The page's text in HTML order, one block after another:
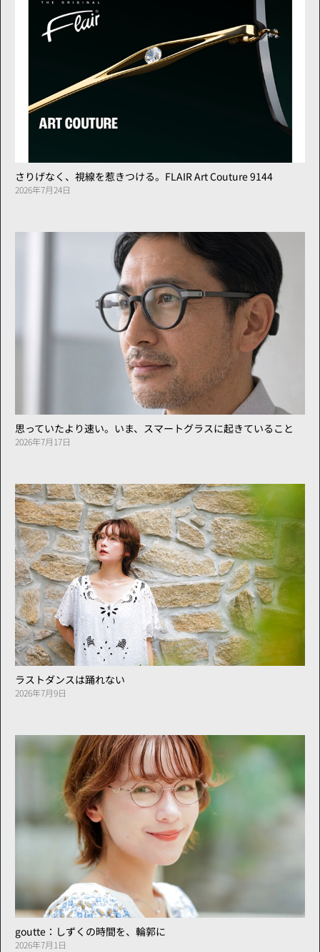
さりげなく、視線を惹きつける。FLAIR Art Couture 9144
2026年7月24日
思っていたより速い。いま、スマートグラスに起きていること
2026年7月17日
ラストダンスは踊れない
2026年7月9日
goutte：しずくの時間を、輪郭に
2026年7月1日